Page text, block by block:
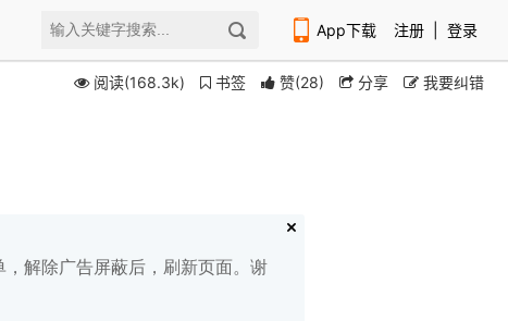
App下载 注册 登录
阅读(168.3k) 书签 赞(28) 分享 我要纠错
解除广告屏蔽后，刷新页面。谢